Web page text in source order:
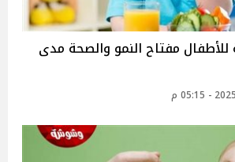
للأطفال مفتاح النمو والصحة مدى